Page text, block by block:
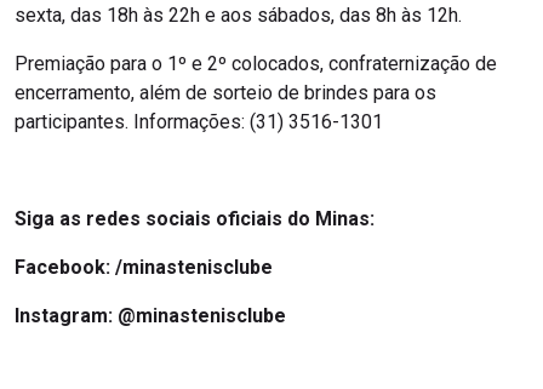
sexta, das 18h às 22h e aos sábados, das 8h às 12h.
Premiação para o 1º e 2º colocados, confraternização de
encerramento, além de sorteio de brindes para os
participantes. Informações: (31) 3516-1301
Siga as redes sociais oficiais do Minas:
Facebook: /minastenisclube
Instagram: @minastenisclube